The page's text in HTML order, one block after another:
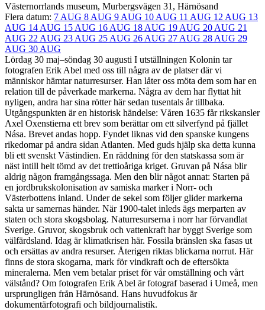
Västernorrlands museum, Murbergsvägen 31, Härnösand
Flera datum: 7 AUG 8 AUG 9 AUG 10 AUG 11 AUG 12 AUG 13
AUG 14 AUG 15 AUG 16 AUG 18 AUG 19 AUG 20 AUG 21
AUG 22 AUG 23 AUG 25 AUG 26 AUG 27 AUG 28 AUG 29
AUG 30 AUG
Lördag 30 maj–söndag 30 augusti I utställningen Kolonin tar
fotografen Erik Abel med oss till några av de platser där vi
människor hämtar naturresurser. Han låter oss möta dem som har en
relation till de påverkade markerna. Några av dem har flyttat hit
nyligen, andra har sina rötter här sedan tusentals år tillbaka.
Utgångspunkten är en historisk händelse: Våren 1635 får rikskansler
Axel Oxenstierna ett brev som berättar om ett silverfynd på fjället
Nása. Brevet andas hopp. Fyndet liknas vid den spanske kungens
rikedomar på andra sidan Atlanten. Med guds hjälp ska detta kunna
bli ett svenskt Västindien. En räddning för den statskassa som är
näst intill helt tömd av det trettioåriga kriget. Gruvan på Nása blir
aldrig någon framgångssaga. Men den blir något annat: Starten på
en jordbrukskolonisation av samiska marker i Norr- och
Västerbottens inland. Under de sekel som följer glider markerna
sakta ur samernas händer. När 1900-talet inleds ägs merparten av
staten och stora skogsbolag. Naturresurserna i norr har förvandlat
Sverige. Gruvor, skogsbruk och vattenkraft har byggt Sverige som
välfärdsland. Idag är klimatkrisen här. Fossila bränslen ska fasas ut
och ersättas av andra resurser. Återigen riktas blickarna norrut. Här
finns de stora skogarna, mark för vindkraft och de eftersökta
mineralerna. Men vem betalar priset för vår omställning och vårt
välstånd? Om fotografen Erik Abel är fotograf baserad i Umeå, men
ursprungligen från Härnösand. Hans huvudfokus är
dokumentärfotografi och bildjournalistik.